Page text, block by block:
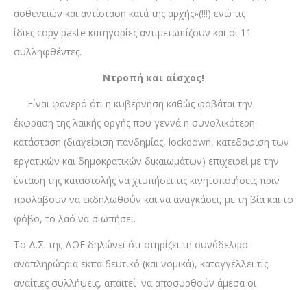
ασθενειών και αντίσταση κατά της αρχής»(!!!) ενώ τις
ίδιες copy paste κατηγορίες αντιμετωπίζουν και οι 11
συλληφθέντες.
Ντροπή και αίσχος!
Είναι φανερό ότι η κυβέρνηση καθώς φοβάται την
έκφραση της λαϊκής οργής που γεννά η συνολικότερη
κατάσταση (διαχείριση πανδημίας, lockdown, κατεδάφιση των
εργατικών και δημοκρατικών δικαιωμάτων) επιχειρεί με την
ένταση της καταστολής να χτυπήσει τις κινητοποιήσεις πριν
προλάβουν να εκδηλωθούν και να αναγκάσει, με τη βία και το
φόβο, το λαό να σιωπήσει.
Το Δ.Σ. της ΔΟΕ δηλώνει ότι στηρίζει τη συνάδελφο
αναπληρώτρια εκπαιδευτικό (και νομικά), καταγγέλλει τις
αναίτιες συλλήψεις, απαιτεί να αποσυρθούν άμεσα οι